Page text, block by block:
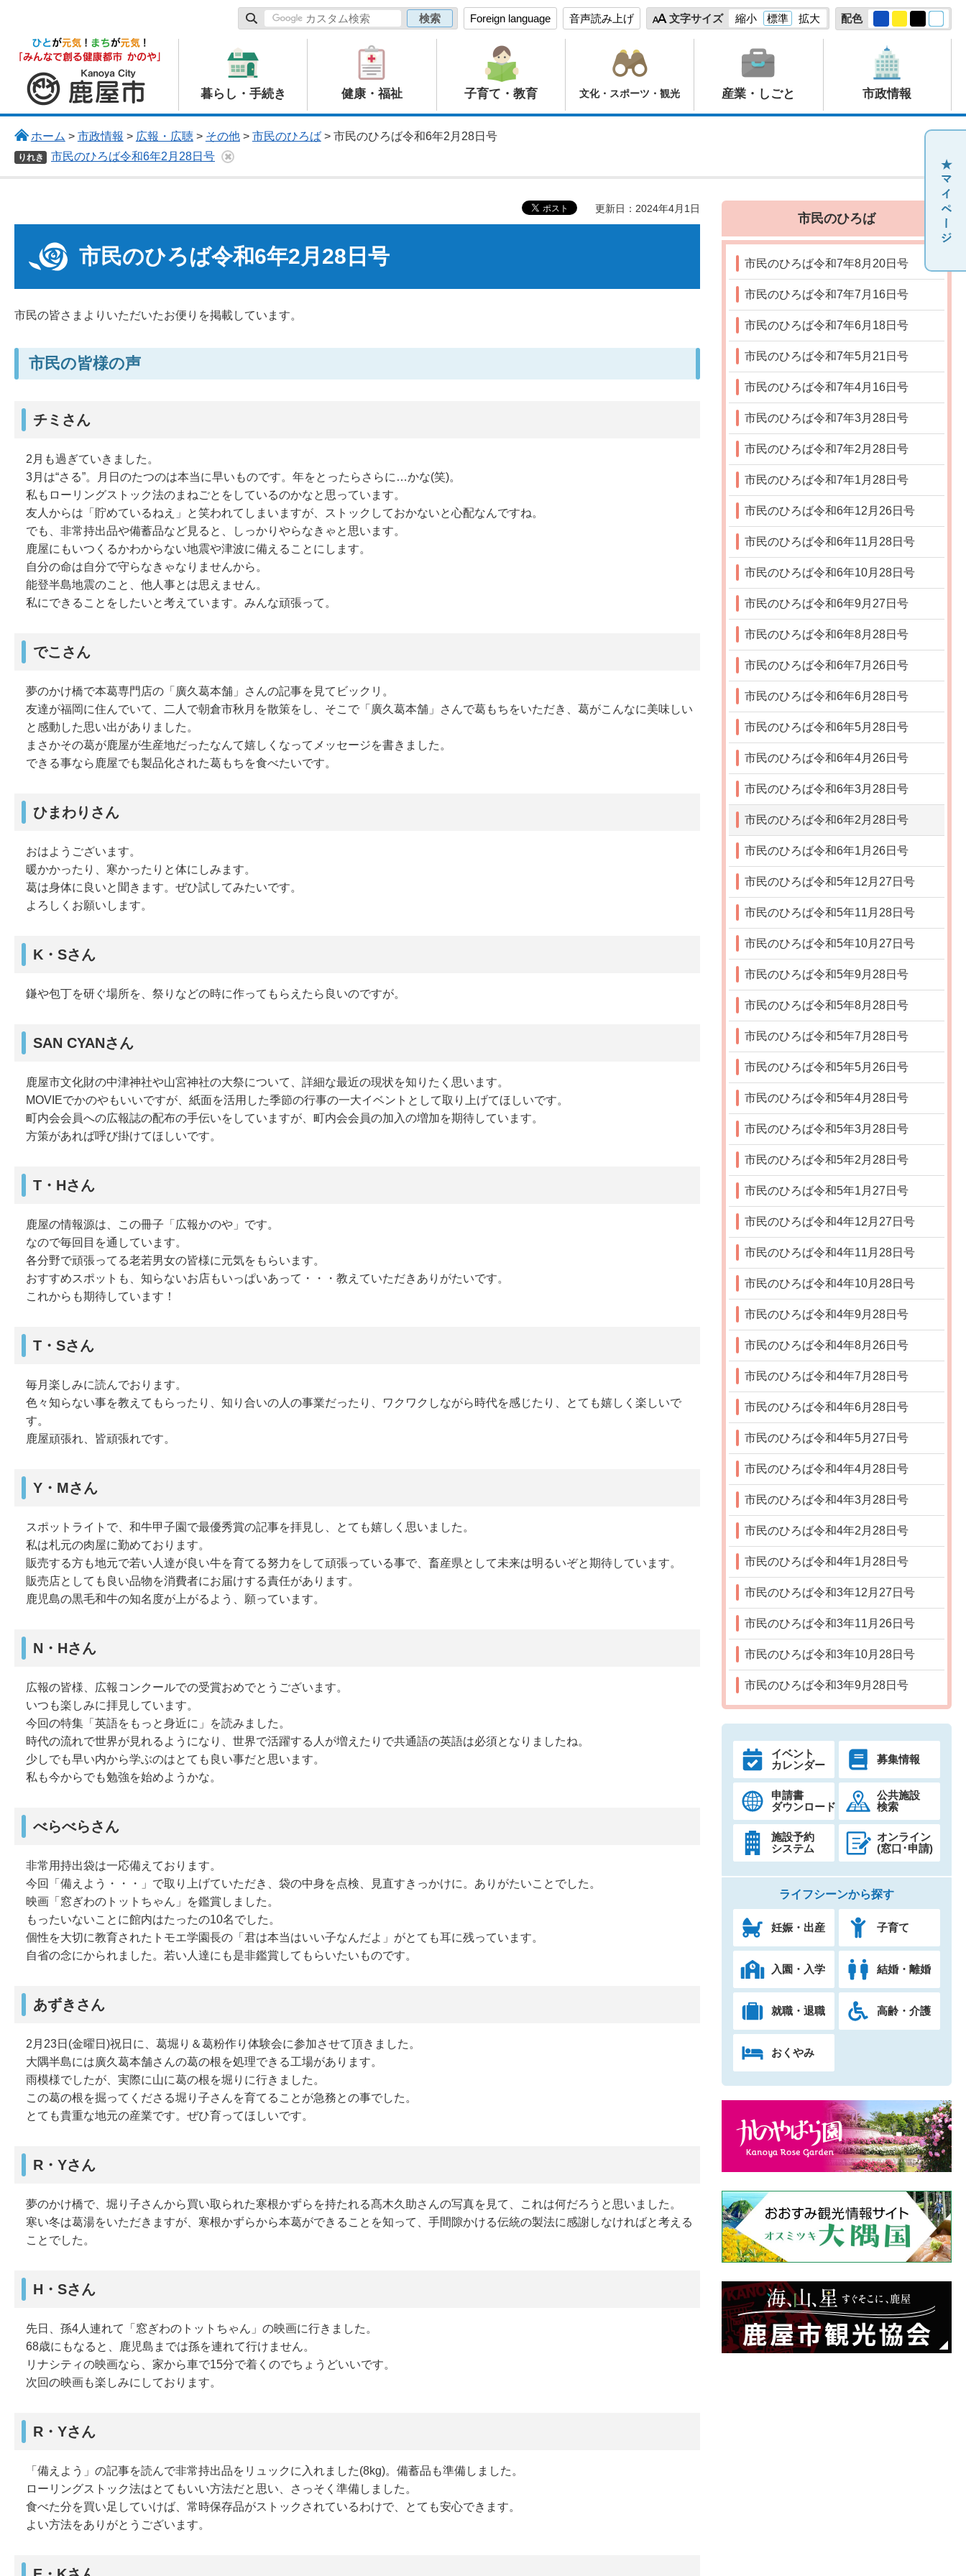
Foreign language 音声読み上げ 文字サイズ 縮小 標準 拡大 配色
鹿屋市
暮らし・手続き 健康・福祉 子育て・教育 文化・スポーツ・観光 産業・しごと 市政情報
ホーム > 市政情報 > 広報・広聴> その他> 市民のひろば> 市民のひろば令和6年2月28日号
りれき 市民のひろば令和6年2月28日号
更新日：2024年4月1日
市民のひろば令和6年2月28日号
市民の皆さまよりいただいたお便りを掲載しています。
市民の皆様の声
チミさん
2月も過ぎていきました。
3月は“さる”。月日のたつのは本当に早いものです。年をとったらさらに…かな(笑)。
私もローリングストック法のまねごとをしているのかなと思っています。
友人からは「貯めているねえ」と笑われてしまいますが、ストックしておかないと心配なんですね。
でも、非常持出品や備蓄品など見ると、しっかりやらなきゃと思います。
鹿屋にもいつくるかわからない地震や津波に備えることにします。
自分の命は自分で守らなきゃなりませんから。
能登半島地震のこと、他人事とは思えません。
私にできることをしたいと考えています。みんな頑張って。
でこさん
夢のかけ橋で本葛専門店の「廣久葛本舗」さんの記事を見てビックリ。
友達が福岡に住んでいて、二人で朝倉市秋月を散策をし、そこで「廣久葛本舗」さんで葛もちをいただき、葛がこんなに美味しい
と感動した思い出がありました。
まさかその葛が鹿屋が生産地だったなんて嬉しくなってメッセージを書きました。
できる事なら鹿屋でも製品化された葛もちを食べたいです。
ひまわりさん
おはようございます。
暖かかったり、寒かったりと体にしみます。
葛は身体に良いと聞きます。ぜひ試してみたいです。
よろしくお願いします。
K・Sさん
鎌や包丁を研ぐ場所を、祭りなどの時に作ってもらえたら良いのですが。
SAN CYANさん
鹿屋市文化財の中津神社や山宮神社の大祭について、詳細な最近の現状を知りたく思います。
MOVIEでかのやもいいですが、紙面を活用した季節の行事の一大イベントとして取り上げてほしいです。
町内会会員への広報誌の配布の手伝いをしていますが、町内会会員の加入の増加を期待しています。
方策があれば呼び掛けてほしいです。
T・Hさん
鹿屋の情報源は、この冊子「広報かのや」です。
なので毎回目を通しています。
各分野で頑張ってる老若男女の皆様に元気をもらいます。
おすすめスポットも、知らないお店もいっぱいあって・・・教えていただきありがたいです。
これからも期待しています！
T・Sさん
毎月楽しみに読んでおります。
色々知らない事を教えてもらったり、知り合いの人の事業だったり、ワクワクしながら時代を感じたり、とても嬉しく楽しいで
す。
鹿屋頑張れ、皆頑張れです。
Y・Mさん
スポットライトで、和牛甲子園で最優秀賞の記事を拝見し、とても嬉しく思いました。
私は札元の肉屋に勤めております。
販売する方も地元で若い人達が良い牛を育てる努力をして頑張っている事で、畜産県として未来は明るいぞと期待しています。
販売店としても良い品物を消費者にお届けする責任があります。
鹿児島の黒毛和牛の知名度が上がるよう、願っています。
N・Hさん
広報の皆様、広報コンクールでの受賞おめでとうございます。
いつも楽しみに拝見しています。
今回の特集「英語をもっと身近に」を読みました。
時代の流れで世界が見れるようになり、世界で活躍する人が増えたりで共通語の英語は必須となりましたね。
少しでも早い内から学ぶのはとても良い事だと思います。
私も今からでも勉強を始めようかな。
べらべらさん
非常用持出袋は一応備えております。
今回「備えよう・・・」で取り上げていただき、袋の中身を点検、見直すきっかけに。ありがたいことでした。
映画「窓ぎわのトットちゃん」を鑑賞しました。
もったいないことに館内はたったの10名でした。
個性を大切に教育されたトモエ学園長の「君は本当はいい子なんだよ」がとても耳に残っています。
自省の念にかられました。若い人達にも是非鑑賞してもらいたいものです。
あずきさん
2月23日(金曜日)祝日に、葛堀り＆葛粉作り体験会に参加させて頂きました。
大隅半島には廣久葛本舗さんの葛の根を処理できる工場があります。
雨模様でしたが、実際に山に葛の根を堀りに行きました。
この葛の根を掘ってくださる堀り子さんを育てることが急務との事でした。
とても貴重な地元の産業です。ぜひ育ってほしいです。
R・Yさん
夢のかけ橋で、堀り子さんから買い取られた寒根かずらを持たれる髙木久助さんの写真を見て、これは何だろうと思いました。
寒い冬は葛湯をいただきますが、寒根かずらから本葛ができることを知って、手間隙かける伝統の製法に感謝しなければと考える
ことでした。
H・Sさん
先日、孫4人連れて「窓ぎわのトットちゃん」の映画に行きました。
68歳にもなると、鹿児島までは孫を連れて行けません。
リナシティの映画なら、家から車で15分で着くのでちょうどいいです。
次回の映画も楽しみにしております。
R・Yさん
「備えよう」の記事を読んで非常持出品をリュックに入れました(8kg)。備蓄品も準備しました。
ローリングストック法はとてもいい方法だと思い、さっそく準備しました。
食べた分を買い足していけば、常時保存品がストックされているわけで、とても安心できます。
よい方法をありがとうございます。
市民のひろば
市民のひろば令和7年8月20日号
市民のひろば令和7年7月16日号
市民のひろば令和7年6月18日号
市民のひろば令和7年5月21日号
市民のひろば令和7年4月16日号
市民のひろば令和7年3月28日号
市民のひろば令和7年2月28日号
市民のひろば令和7年1月28日号
市民のひろば令和6年12月26日号
市民のひろば令和6年11月28日号
市民のひろば令和6年10月28日号
市民のひろば令和6年9月27日号
市民のひろば令和6年8月28日号
市民のひろば令和6年7月26日号
市民のひろば令和6年6月28日号
市民のひろば令和6年5月28日号
市民のひろば令和6年4月26日号
市民のひろば令和6年3月28日号
市民のひろば令和6年2月28日号
市民のひろば令和6年1月26日号
市民のひろば令和5年12月27日号
市民のひろば令和5年11月28日号
市民のひろば令和5年10月27日号
市民のひろば令和5年9月28日号
市民のひろば令和5年8月28日号
市民のひろば令和5年7月28日号
市民のひろば令和5年5月26日号
市民のひろば令和5年4月28日号
市民のひろば令和5年3月28日号
市民のひろば令和5年2月28日号
市民のひろば令和5年1月27日号
市民のひろば令和4年12月27日号
市民のひろば令和4年11月28日号
市民のひろば令和4年10月28日号
市民のひろば令和4年9月28日号
市民のひろば令和4年8月26日号
市民のひろば令和4年7月28日号
市民のひろば令和4年6月28日号
市民のひろば令和4年5月27日号
市民のひろば令和4年4月28日号
市民のひろば令和4年3月28日号
市民のひろば令和4年2月28日号
市民のひろば令和4年1月28日号
市民のひろば令和3年12月27日号
市民のひろば令和3年11月26日号
市民のひろば令和3年10月28日号
市民のひろば令和3年9月28日号
イベント
カレンダー
募集情報
申請書
ダウンロード
公共施設
検索
施設予約
システム
オンライン
(窓口･申請)
ライフシーンから探す
妊娠・出産 子育て
入園・入学 結婚・離婚
就職・退職 高齢・介護
おくやみ